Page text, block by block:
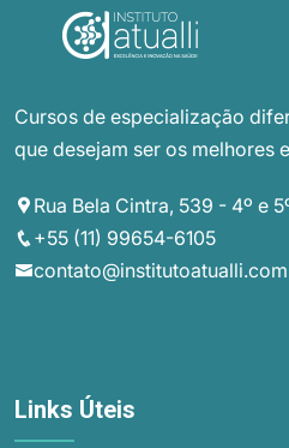
Cursos de especialização
que desejam ser os melhores
Rua Bela Cintra, 539 - 4º e
+55 (11) 99654-6105
Links Úteis